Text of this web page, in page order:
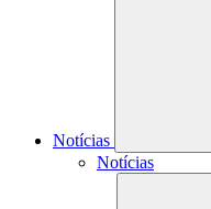
Notícias
Notícias